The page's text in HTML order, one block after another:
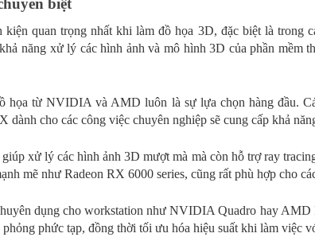
biệt
quan trọng nhất khi làm đồ họa 3D, đặc biệt là trong
năng xử lý các hình ảnh và mô hình 3D của phần mềm
họa từ NVIDIA và AMD luôn là sự lựa chọn hàng đầu.
dành cho các công việc chuyên nghiệp sẽ cung cấp khả
xử lý các hình ảnh 3D mượt mà mà còn hỗ trợ ray
mẽ như Radeon RX 6000 series, cũng rất phù hợp cho
dụng cho workstation như NVIDIA Quadro hay AMD
phức tạp, đồng thời tối ưu hóa hiệu suất khi làm việc